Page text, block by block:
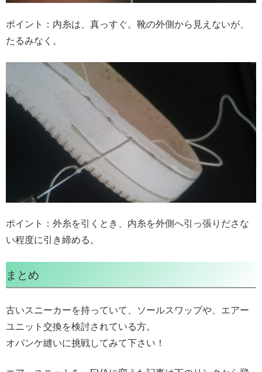
ポイント：内糸は、真っすぐ。靴の外側から見えないが、
たるみなく。
ポイント：外糸を引くとき、内糸を外側へ引っ張りださな
い程度に引き締める。
まとめ
古いスニーカーを持っていて、ソールスワップや、エアー
ユニット交換を検討されている方。
オパンケ縫いに挑戦してみて下さい！